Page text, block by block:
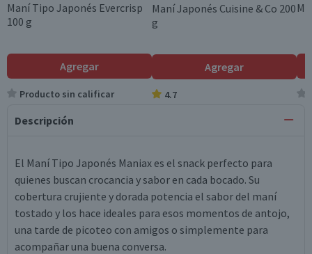
Maní Tipo Japonés Evercrisp
100 g
Agregar
Producto sin calificar
Maní Japonés Cuisine & Co 200
g
Agregar
4.7
Descripción
El Maní Tipo Japonés Maniax es el snack perfecto para
quienes buscan crocancia y sabor en cada bocado. Su
cobertura crujiente y dorada potencia el sabor del maní
tostado y los hace ideales para esos momentos de antojo,
una tarde de picoteo con amigos o simplemente para
acompañar una buena conversa.